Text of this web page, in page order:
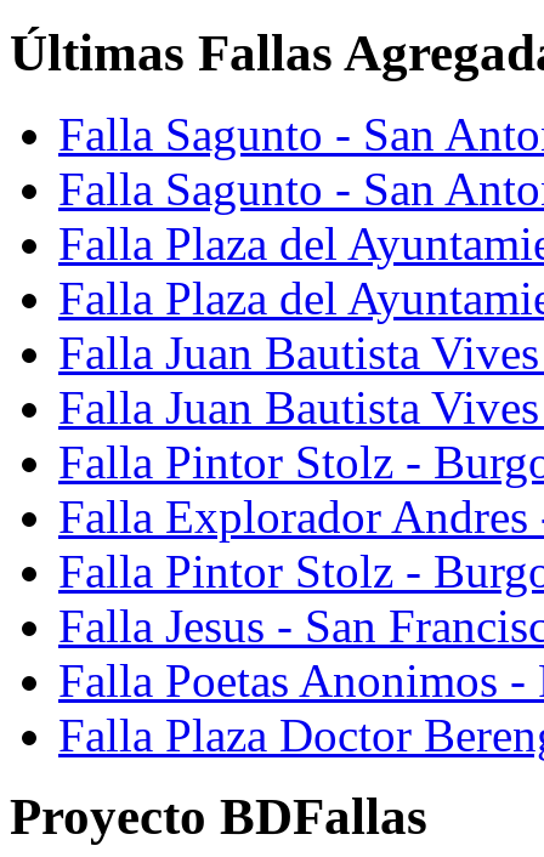
Últimas Fallas
Falla Sagunto - San
Falla Sagunto - San
Falla Plaza del
Falla Plaza del
Falla Juan Bautista
Falla Juan Bautista
Falla Pintor Stolz -
Falla Explorador Andres
Falla Pintor Stolz -
Falla Jesus - San
Falla Poetas Anonimos
Falla Plaza Doctor
Proyecto BDFallas